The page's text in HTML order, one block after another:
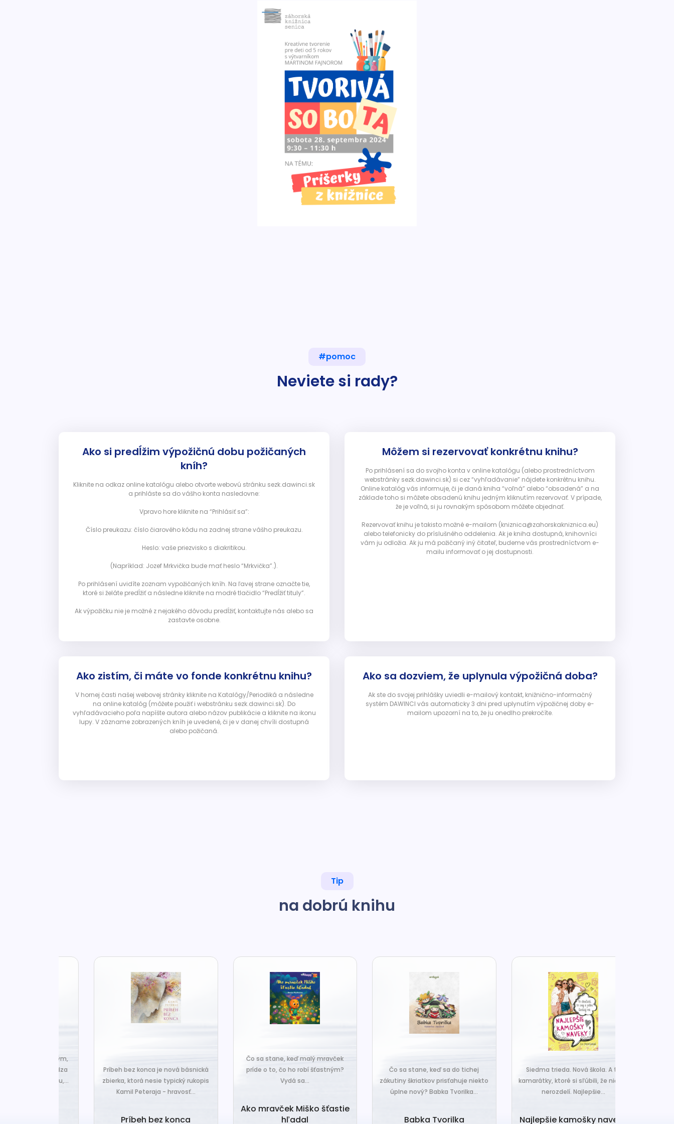
#pomoc
Neviete si rady?
Ako si predĺžim výpožičnú dobu požičaných
kníh?
Kliknite na odkaz online katalógu alebo otvorte webovú stránku sezk.dawinci.sk
a prihláste sa do vášho konta nasledovne:
Vpravo hore kliknite na “Prihlásiť sa”:
Číslo preukazu: číslo čiarového kódu na zadnej strane vášho preukazu.
Heslo: vaše priezvisko s diakritikou.
(Napríklad: Jozef Mrkvička bude mať heslo “Mrkvička”.).
Po prihlásení uvidíte zoznam vypožičaných kníh. Na ľavej strane označte tie,
ktoré si želáte predĺžiť a následne kliknite na modré tlačidlo “Predĺžiť tituly”.
Ak výpožičku nie je možné z nejakého dôvodu predĺžiť, kontaktujte nás alebo sa
zastavte osobne.
Môžem si rezervovať konkrétnu knihu?
Po prihlásení sa do svojho konta v online katalógu (alebo prostredníctvom
webstránky sezk.dawinci.sk) si cez “vyhľadávanie” nájdete konkrétnu knihu.
Online katalóg vás informuje, či je daná kniha “voľná” alebo “obsadená” a na
základe toho si môžete obsadenú knihu jedným kliknutím rezervovať. V prípade,
že je voľná, si ju rovnakým spôsobom môžete objednať.
Rezervovať knihu je takisto možné e-mailom (kniznica@zahorskakniznica.eu)
alebo telefonicky do príslušného oddelenia. Ak je kniha dostupná, knihovníci
vám ju odložia. Ak ju má požičaný iný čitateľ, budeme vás prostredníctvom e-
mailu informovať o jej dostupnosti.
Ako zistím, či máte vo fonde konkrétnu knihu?
V hornej časti našej webovej stránky kliknite na Katalógy/Periodiká a následne
na online katalóg (môžete použiť i webstránku sezk.dawinci.sk). Do
vyhľadávacieho poľa napíšte autora alebo názov publikácie a kliknite na ikonu
lupy. V zázname zobrazených kníh je uvedené, či je v danej chvíli dostupná
alebo požičaná.
Ako sa dozviem, že uplynula výpožičná doba?
Ak ste do svojej prihlášky uviedli e-mailový kontakt, knižnično-informačný
systém DAWINCI vás automaticky 3 dni pred uplynutím výpožičnej doby e-
mailom upozorní na to, že ju onedlho prekročíte.
Tip
na dobrú knihu
Príbeh bez konca je nová básnická
zbierka, ktorá nesie typický rukopis
Kamil Peteraja - hravosť...
Príbeh bez konca
Čo sa stane, keď malý mravček
príde o to, čo ho robí šťastným?
Vydá sa...
Ako mravček Miško šťastie
Čo sa stane, keď sa do tichej
zákutiny škriatkov prisťahuje niekto
úplne nový? Babka Tvorilka...
Babka Tvorilka
Siedma trieda. Nová škola. A tri
kamarátky, ktoré si sľúbili, že nič ich
nerozdelí. Najlepšie...
Najlepšie kamošky naveky